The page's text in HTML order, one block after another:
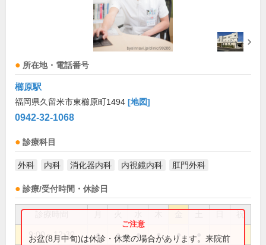
所在地・電話番号
櫛原駅
福岡県久留米市東櫛原町1494 [地図]
0942-32-1068
診療科目
外科 内科 消化器内科 内視鏡内科 肛門外科
診療/受付時間・休診日
祝
9:00～12:30 ● ● ● ● ●
お盆(8月中旬)は休診・休業の場合があります。来院前